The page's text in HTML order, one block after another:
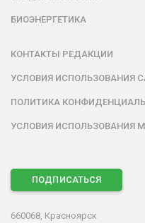
БИОЭНЕРГЕТИКА
КОНТАКТЫ РЕДАКЦИИ
УСЛОВИЯ ИСПОЛЬЗОВАНИЯ
ПОЛИТИКА
УСЛОВИЯ ИСПОЛЬЗОВАНИЯ
ПОДПИСАТЬСЯ
660068, Красноярск